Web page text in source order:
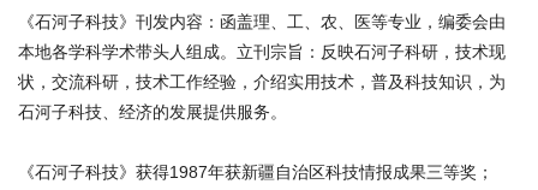
《石河子科技》刊发内容：函盖理、工、农、医等专业，编委会由
本地各学科学术带头人组成。立刊宗旨：反映石河子科研，技术现
状，交流科研，技术工作经验，介绍实用技术，普及科技知识，为
石河子科技、经济的发展提供服务。
《石河子科技》获得1987年获新疆自治区科技情报成果三等奖；